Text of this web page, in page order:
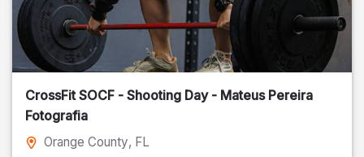
CrossFit SOCF - Shooting Day - Mateus Pereira
Fotografia
Orange County, FL